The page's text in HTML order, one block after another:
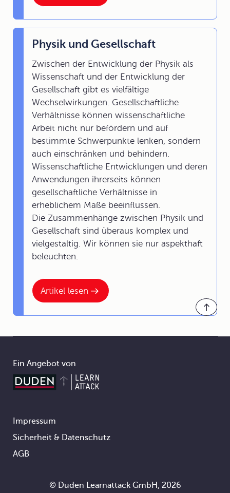
Artikel lesen
Physik und Gesellschaft
Zwischen der Entwicklung der Physik als
Wissenschaft und der Entwicklung der
Gesellschaft gibt es vielfältige
Wechselwirkungen. Gesellschaftliche
Verhältnisse können wissenschaftliche
Arbeit nicht nur befördern und auf
bestimmte Schwerpunkte lenken, sondern
auch einschränken und behindern.
Wissenschaftliche Entwicklungen und deren
Anwendungen ihrerseits können
gesellschaftliche Verhältnisse in
erheblichem Maße beeinflussen.
Die Zusammenhänge zwischen Physik und
Gesellschaft sind überaus komplex und
vielgestaltig. Wir können sie nur aspekthaft
beleuchten.
Ein Angebot von
Footer
Impressum
Sicherheit & Datenschutz
AGB
© Duden Learnattack GmbH, 2026